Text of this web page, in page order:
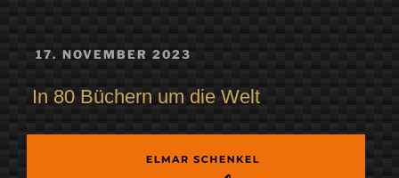
VERÖFFENTLICHT
17. NOVEMBER 2023
In 80 Büchern um die Welt